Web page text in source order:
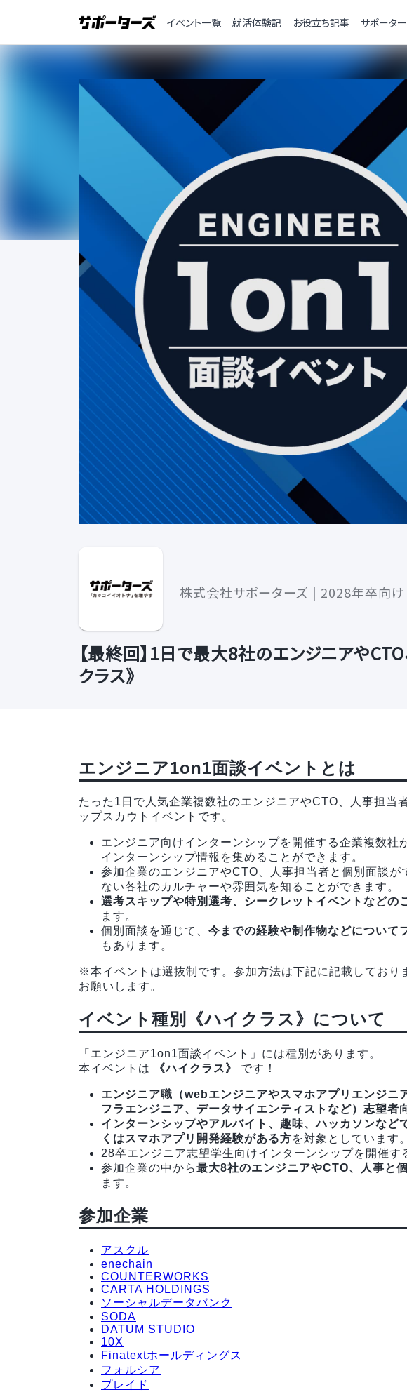
イベント一覧 就活体験記 お役立ち記事 サポータ
株式会社サポーターズ | 2028年卒向け
【最終回】1日で最大8社のエンジニアや
クラス》
エンジニア1on1面談イベントとは
たった1日で人気企業複数社のエンジニアやCTO、人事担当
ップスカウトイベントです。
エンジニア向けインターンシップを開催する企業複数社
インターンシップ情報を集めることができます。
参加企業のエンジニアやCTO、人事担当者と個別面談が
ない各社のカルチャーや雰囲気を知ることができます。
選考スキップや特別選考、シークレットイベントなどの
ます。
個別面談を通じて、 今までの経験や制作物などについて
もあります。
※本イベントは選抜制です。参加方法は下記に記載しており
お願いします。
イベント種別《ハイクラス》について
「エンジニア1on1面談イベント」には種別があります。
本イベントは
《ハイクラス》 です！
エンジニア職（webエンジニアやスマホアプリエンジニ
フラエンジニア、データサイエンティストなど）志望者
インターンシップやアルバイト、趣味、ハッカソンなど
くはスマホアプリ開発経験がある方を対象としています。
28卒エンジニア志望学生向けインターンシップを開催す
参加企業の中から最大8社のエンジニアやCTO、人事と
ます。
参加企業
アスクル
enechain
COUNTERWORKS
CARTA HOLDINGS
ソーシャルデータバンク
SODA
DATUM STUDIO
10X
Finatextホールディングス
フォルシア
プレイド